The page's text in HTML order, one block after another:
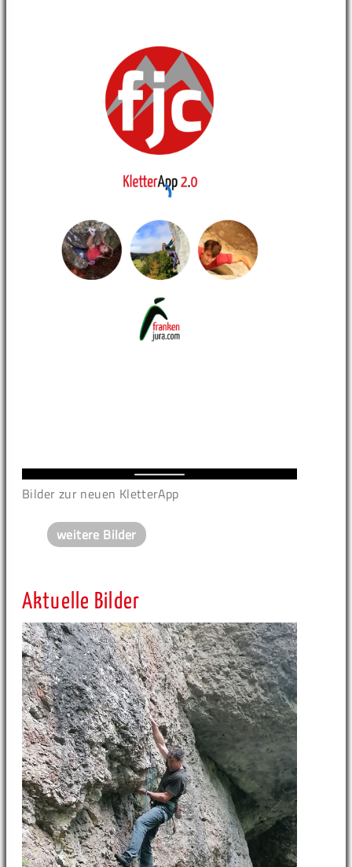
Bilder zur neuen KletterApp
weitere Bilder
Aktuelle Bilder